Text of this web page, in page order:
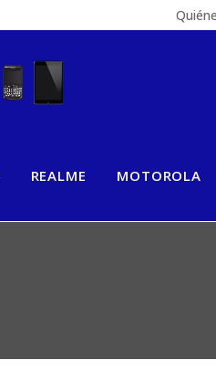
REALME MOTOROLA